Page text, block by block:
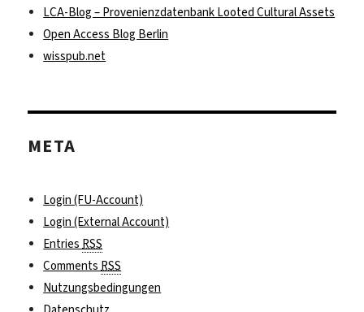
LCA-Blog – Provenienzdatenbank Looted Cultural Assets
Open Access Blog Berlin
wisspub.net
META
Login (FU-Account)
Login (External Account)
Entries RSS
Comments RSS
Nutzungsbedingungen